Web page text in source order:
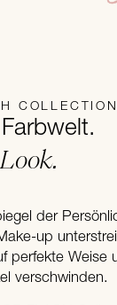
COLLECTION
der
up
perfekte Weise
verschwinden.